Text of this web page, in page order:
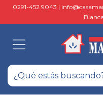
0291-452 9043 |